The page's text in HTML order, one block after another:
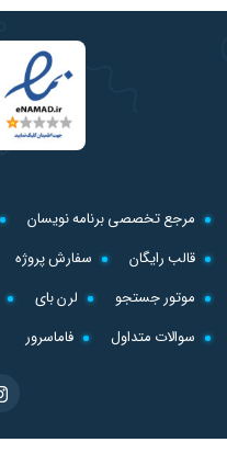
مرجع تخصصی برنامه نویسان
قالب رایگان
سفارش پروژه
موتور جستجو
لرن بای
سوالات متداول
فاماسرور